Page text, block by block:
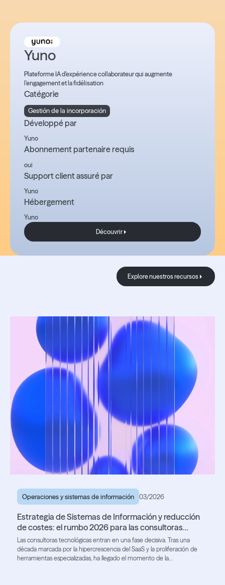
Yuno
Plateforme IA d'expérience collaborateur qui augmente
l'engagement et la fidélisation
Catégorie
Gestión de la incorporación
Développé par
Yuno
Abonnement partenaire requis
oui
Support client assuré par
Yuno
Hébergement
Yuno
Découvrir
Explore
Explore nuestros recursos
Operaciones y sistemas de información 03/2026
Estrategia de Sistemas de Información y reducción
de costes: el rumbo 2026 para las consultoras
tecnológicas
Las consultoras tecnológicas entran en una fase decisiva. Tras una
década marcada por la hipercrescencia del SaaS y la proliferación de
herramientas especializadas, ha llegado el momento de la